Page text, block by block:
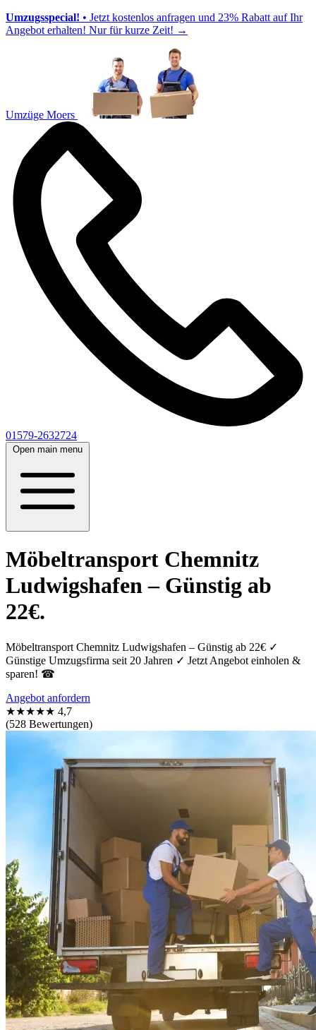
Umzugsspecial! • Jetzt kostenlos anfragen und 23% Rabatt auf Ihr
Angebot erhalten! Nur für kurze Zeit! →
Umzüge Moers
01579-2632724
Open main menu
Möbeltransport Chemnitz
Ludwigshafen – Günstig ab
22€.
Möbeltransport Chemnitz Ludwigshafen – Günstig ab 22€ ✓
Günstige Umzugsfirma seit 20 Jahren ✓ Jetzt Angebot einholen &
sparen! ☎
Angebot anfordern
★★★★★ 4,7
(528 Bewertungen)